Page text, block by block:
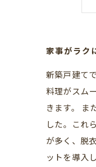
家事がラク
新築戸建て
料理がスム
きます。 ま
した。これ
が多く、脱
ットを導入